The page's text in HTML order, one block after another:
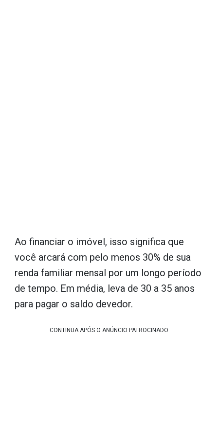
Ao financiar o imóvel, isso significa que
você arcará com pelo menos 30% de sua
renda familiar mensal por um longo período
de tempo. Em média, leva de 30 a 35 anos
para pagar o saldo devedor.
CONTINUA APÓS O ANÚNCIO PATROCINADO